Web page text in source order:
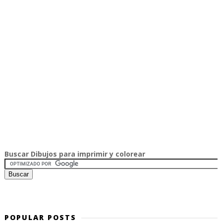
Buscar Dibujos para imprimir y colorear
POPULAR POSTS